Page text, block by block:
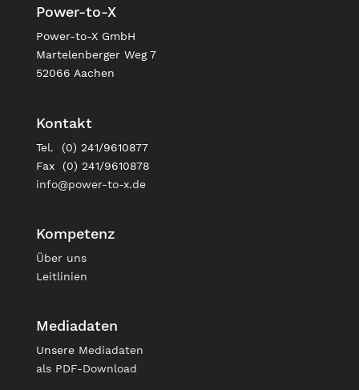
Power-to-X
Power-to-X GmbH
Martelenberger Weg 7
52066 Aachen
Kontakt
Tel. (0) 241/9610877
Fax (0) 241/9610878
info@power-to-x.de
Kompetenz
Über uns
Leitlinien
Mediadaten
Unsere Mediadaten
als PDF-Download